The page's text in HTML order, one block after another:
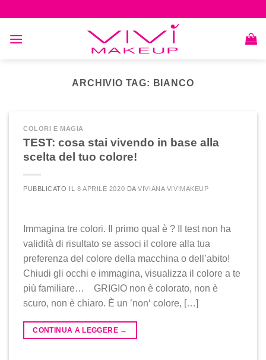
content
ARCHIVIO TAG: BIANCO
COLORI E MAGIA
TEST: cosa stai vivendo in base alla
scelta del tuo colore!
PUBBLICATO IL 8 APRILE 2020 DAVIVIANA VIVIMAKEUP
Immagina tre colori. Il primo qual è ? Il test non ha
validità di risultato se associ il colore alla tua
preferenza del colore della macchina o dell’abito!
Chiudi gli occhi e immagina, visualizza il colore a te
più familiare… GRIGIO non è colorato, non è
scuro, non è chiaro. È un ’non‘ colore, […]
CONTINUA A LEGGERE →